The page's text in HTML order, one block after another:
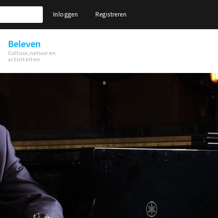
Inloggen Registreren
Beleven
Cultuur, natuur en
activiteiten